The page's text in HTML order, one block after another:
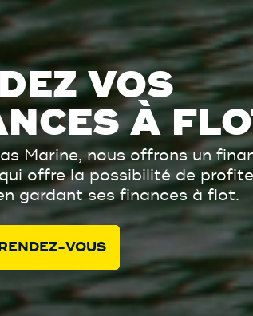
VOS
À
Marine, nous offrons un
offre la possibilité de
gardant ses finances à flot.
VOUS